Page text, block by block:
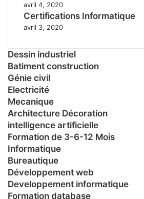
avril 4, 2020
Certifications Informatique
avril 3, 2020
Dessin industriel
Batiment construction
Génie civil
Electricité
Mecanique
Architecture Décoration
intelligence artificielle
Formation de 3-6-12 Mois
Informatique
Bureautique
Développement web
Developpement informatique
Formation database